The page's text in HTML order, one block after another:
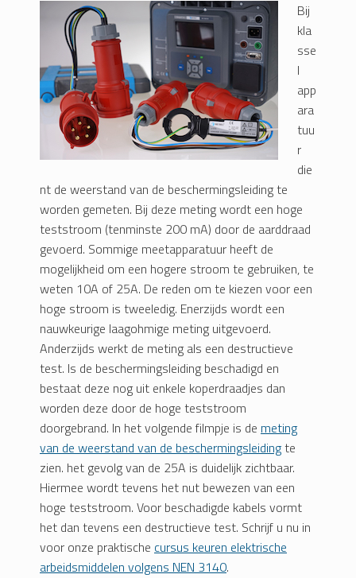
Bij
kla
sse
I
app
ara
tuu
r
die
nt de weerstand van de beschermingsleiding te
worden gemeten. Bij deze meting wordt een hoge
teststroom (tenminste 200 mA) door de aarddraad
gevoerd. Sommige meetapparatuur heeft de
mogelijkheid om een hogere stroom te gebruiken, te
weten 10A of 25A. De reden om te kiezen voor een
hoge stroom is tweeledig. Enerzijds wordt een
nauwkeurige laagohmige meting uitgevoerd.
Anderzijds werkt de meting als een destructieve
test. Is de beschermingsleiding beschadigd en
bestaat deze nog uit enkele koperdraadjes dan
worden deze door de hoge teststroom
doorgebrand. In het volgende filmpje is de meting
van de weerstand van de beschermingsleidingte
zien. het gevolg van de 25A is duidelijk zichtbaar.
Hiermee wordt tevens het nut bewezen van een
hoge teststroom. Voor beschadigde kabels vormt
het dan tevens een destructieve test. Schrijf u nu in
voor onze praktische cursus keuren elektrische
arbeidsmiddelen volgens NEN 3140.